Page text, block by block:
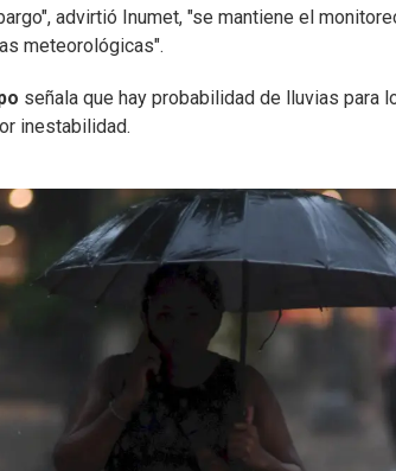
advirtió Inumet, "se mantiene el
meteorológicas".
señala que hay probabilidad de lluvias para
inestabilidad.